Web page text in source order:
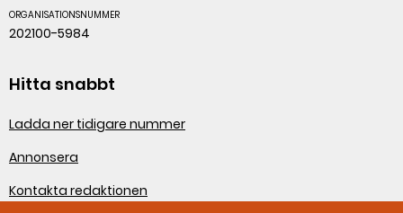
ORGANISATIONSNUMMER
202100-5984
Hitta snabbt
Ladda ner tidigare nummer
Annonsera
Kontakta redaktionen